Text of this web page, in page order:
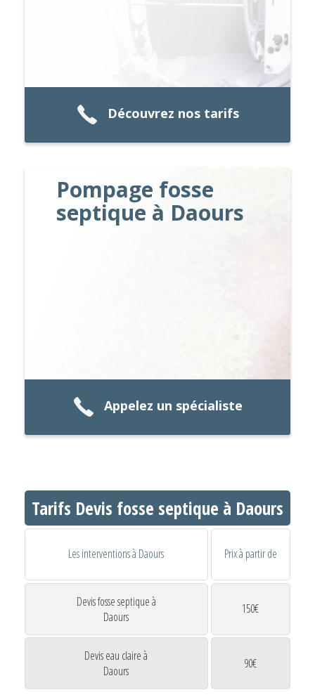
Découvrez nos tarifs
Pompage fosse
septique à Daours
Appelez un spécialiste
Tarifs Devis fosse septique à Daours
Les interventions à Daours Prix à partir de
Devis fosse septique à
Daours
150€
Devis eau claire à
Daours
90€